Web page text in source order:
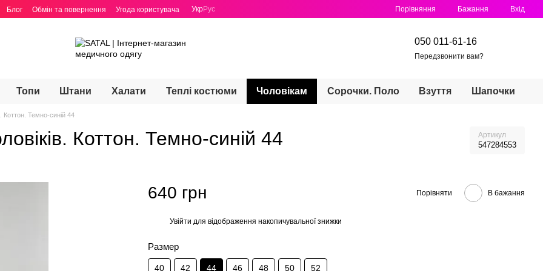
Блог Обмін та повернення Угода користувача УкрРус Порівняння Бажання Вхід
050 011-61-16
Передзвонити вам?
Топи Штани Халати Теплі костюми Чоловікам Сорочки. Поло Взуття Шапочки
Коттон. Темно-синій 44
Коттон. Темно-синій 44 Артикул
547284553
640 грн Порівняти В бажання
Увійти для відображення накопичувальної знижки
Размер
40 42 44 46 48 50 52